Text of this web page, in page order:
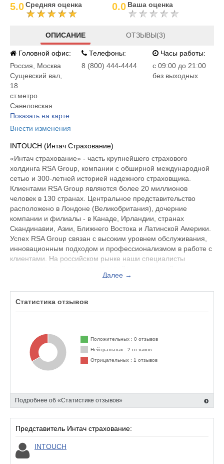
5.0Средняя оценка 0.0 Ваша оценка
ОПИСАНИЕ ОТЗЫВЫ(3)
Головной офис:
Россия
Москва
Сущевский вал,
18
ст.метро
Савеловская
Показать на карте
Внести изменения
Телефоны:
8 (800) 444-4444
Часы работы:
c 09:00 до 21:00
без выходных
INTOUCH (Интач Страхование)
«Интач страхование» - часть крупнейшего страхового
холдинга RSA Group, компании с обширной международной
сетью и 300-летней историей надежного страховщика.
Клиентами RSA Group являются более 20 миллионов
человек в 130 странах. Центральное представительство
расположено в Лондоне (Великобритания), дочерние
компании и филиалы - в Канаде, Ирландии, странах
Скандинавии, Азии, Ближнего Востока и Латинской Америки.
Успех RSA Group связан с высоким уровнем обслуживания,
инновационным подходом и профессионализмом в работе с
клиентами. На российском рынке наши специалисты
Технологии, зарекомендовавшие себя в Европе, успешно
Далее →
Статистика отзывов
Положительных : 0 отзывов
Нейтральных : 2 отзывов
Отрицательных : 1 отзывов
Подробнее об «Статистике отзывов»
Представитель Интач страхование:
INTOUCH